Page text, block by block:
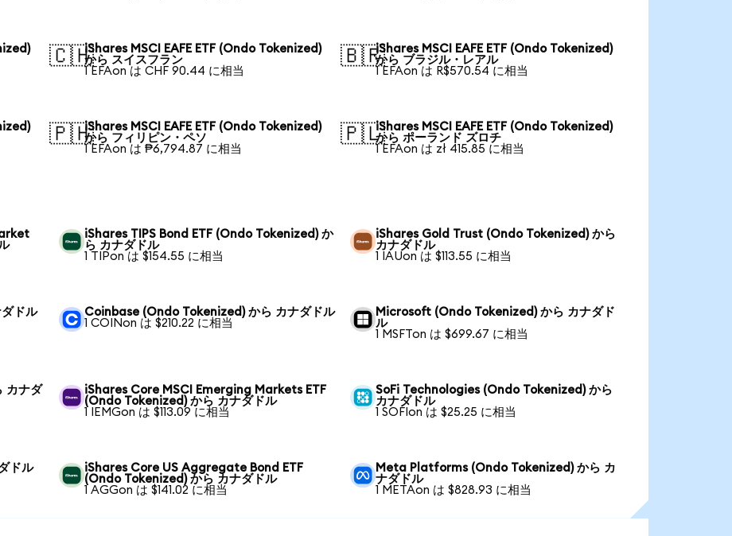
🇨🇭iShares MSCI EAFE ETF (Ondo Tokenized)
から スイスフラン
1 EFAon は CHF 90.44 に相当
🇧🇷iShares MSCI EAFE ETF (Ondo Tokenized)
から ブラジル・レアル
1 EFAon は R$570.54 に相当
🇵🇭iShares MSCI EAFE ETF (Ondo Tokenized)
から フィリピン・ペソ
1 EFAon は ₱6,794.87 に相当
🇵🇱iShares MSCI EAFE ETF (Ondo Tokenized)
から ポーランド ズロチ
1 EFAon は zł 415.85 に相当
iShares TIPS Bond ETF (Ondo Tokenized) か
ら カナダドル
1 TIPon は $154.55 に相当
iShares Gold Trust (Ondo Tokenized) から
カナダドル
1 IAUon は $113.55 に相当
ドル
Coinbase (Ondo Tokenized) から カナダドル
1 COINon は $210.22 に相当
Microsoft (Ondo Tokenized) から カナダド
ル
1 MSFTon は $699.67 に相当
カナダ
iShares Core MSCI Emerging Markets ETF
(Ondo Tokenized) から カナダドル
1 IEMGon は $113.09 に相当
SoFi Technologies (Ondo Tokenized) から
カナダドル
1 SOFIon は $25.25 に相当
ドル
iShares Core US Aggregate Bond ETF
(Ondo Tokenized) から カナダドル
1 AGGon は $141.02 に相当
Meta Platforms (Ondo Tokenized) から カ
ナダドル
1 METAon は $828.93 に相当